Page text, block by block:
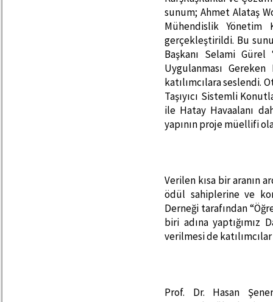
sunum; Ahmet Alataş
Mühendislik Yönetim
gerçekleştirildi. Bu
Başkanı Selami
Uygulanması Gereken
katılımcılara seslendi.
Taşıyıcı Sistemli
ile Hatay Havaalanı
yapının proje müellifi
Verilen kısa bir aranın
ödül sahiplerine ve
Derneği tarafından
biri adına yaptığımız
verilmesi de
Prof. Dr. Hasan